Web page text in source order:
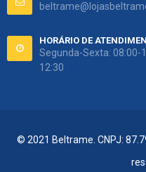
HORÁRIO DE
Segunda-Sexta: 08:00-
12:30
© 2021 Beltrame. CNPJ: